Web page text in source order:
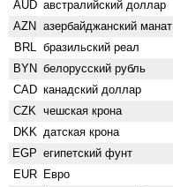
AUD австралийский доллар
AZN азербайджанский манат
BRL бразильский реал
BYN белорусский рубль
CAD канадский доллар
CZK чешская крона
DKK датская крона
EGP египетский фунт
EUR Евро